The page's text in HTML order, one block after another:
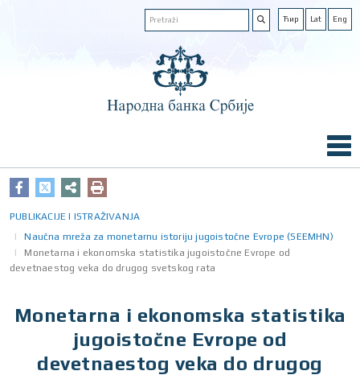
Ћир Lat Eng
PUBLIKACIJE I ISTRAŽIVANJA
Naučna mreža za monetarnu istoriju jugoistočne Evrope (SEEMHN)
Monetarna i ekonomska statistika jugoistočne Evrope od
devetnaestog veka do drugog svetskog rata
Monetarna i ekonomska statistika
jugoistočne Evrope od
devetnaestog veka do drugog